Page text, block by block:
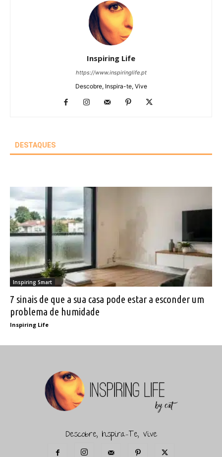
Inspiring Life
https://www.inspiringlife.pt
Descobre, Inspira-te, Vive
DESTAQUES
Inspiring Smart
7 sinais de que a sua casa pode estar a esconder um
problema de humidade
Inspiring Life
Descobre, Inspira-Te, Vive